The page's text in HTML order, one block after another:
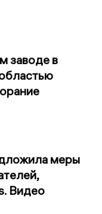
заводе в
меры
Видео